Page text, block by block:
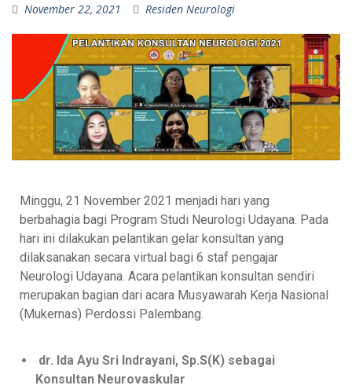
November 22, 2021 Residen Neurologi
Minggu, 21 November 2021 menjadi hari yang
berbahagia bagi Program Studi Neurologi Udayana. Pada
hari ini dilakukan pelantikan gelar konsultan yang
dilaksanakan secara virtual bagi 6 staf pengajar
Neurologi Udayana. Acara pelantikan konsultan sendiri
merupakan bagian dari acara Musyawarah Kerja Nasional
(Mukernas) Perdossi Palembang.
dr. Ida Ayu Sri Indrayani, Sp.S(K) sebagai
Konsultan Neurovaskular